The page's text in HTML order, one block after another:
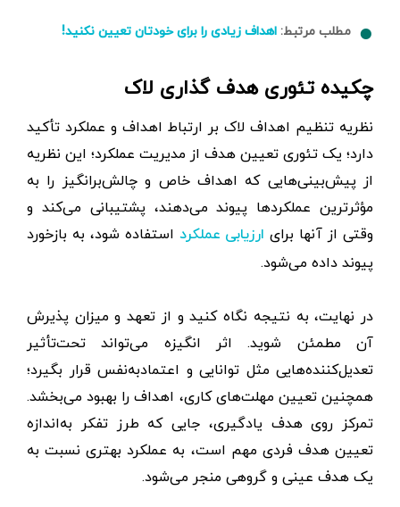
مطلب مرتبط: اهداف زیادی را برای خودتان تعیین نکنید!
چکیده تئوری هدف گذاری لاک
نظریه تنظیم اهداف لاک بر ارتباط اهداف و عملکرد تأکید
دارد؛ یک تئوری تعیین هدف از مدیریت عملکرد؛ این نظریه
از پیش‌بینی‌هایی که اهداف خاص و چالش‌برانگیز را به
مؤثرترین عملکردها پیوند می‌دهند، پشتیبانی می‌کند و
وقتی از آنها برای ارزیابی عملکرد استفاده شود، به بازخورد
پیوند داده می‌شود.
در نهایت، به نتیجه نگاه کنید و از تعهد و میزان پذیرش
آن مطمئن شوید. اثر انگیزه می‌تواند تحت‌تأثیر
تعدیل‌کننده‌هایی مثل توانایی و اعتمادبه‌نفس قرار بگیرد؛
همچنین تعیین مهلت‌های کاری، اهداف را بهبود می‌بخشد.
تمرکز روی هدف یادگیری، جایی که طرز تفکر به‌اندازه
تعیین هدف فردی مهم است، به عملکرد بهتری نسبت به
یک هدف عینی و گروهی منجر می‌شود.